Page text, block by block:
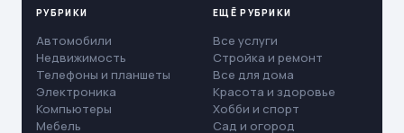
РУБРИКИ
Автомобили
Недвижимость
Телефоны и планшеты
Электроника
Компьютеры
Мебель
ЕЩЁ РУБРИКИ
Все услуги
Стройка и ремонт
Все для дома
Красота и здоровье
Хобби и спорт
Сад и огород